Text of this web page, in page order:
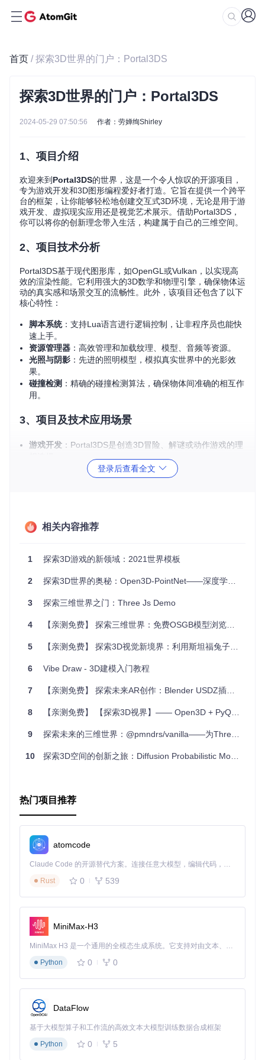
首页 / 探索3D世界的门户：Portal3DS
探索3D世界的门户：Portal3DS
2024-05-29 07:50:56 作者：劳婵绚Shirley
1、项目介绍
欢迎来到 Portal3DS的世界，这是一个令人惊叹的开源项目，
专为游戏开发和3D图形编程爱好者打造。它旨在提供一个跨平
台的框架，让你能够轻松地创建交互式3D环境，无论是用于游
戏开发、虚拟现实应用还是视觉艺术展示。借助Portal3DS，
你可以将你的创新理念带入生活，构建属于自己的三维空间。
2、项目技术分析
Portal3DS基于现代图形库，如OpenGL或Vulkan，以实现高
效的渲染性能。它利用强大的3D数学和物理引擎，确保物体运
动的真实感和场景交互的流畅性。此外，该项目还包含了以下
核心特性：
脚本系统：支持Lua语言进行逻辑控制，让非程序员也能快
速上手。
资源管理器 ：高效管理和加载纹理、模型、音频等资源。
光照与阴影 ：先进的照明模型，模拟真实世界中的光影效
果。
碰撞检测 ：精确的碰撞检测算法，确保物体间准确的相互作
用。
3、项目及技术应用场景
游戏开发 ：Portal3DS是创造3D冒险、解谜或动作游戏的理
：通过3D建模，可以创建互动式的科学、历史或地理
观赏体验。
4、项目特点
开放源代码：完全免费，自由定制，社区驱动，持续更新。
高性能：优化的图形渲染，保证即使在低配设备上也能顺畅
跨平台：可在Windows, macOS, Linux等操作系统上运行。
S无疑是你的得力助手。现在就加入我们的社区，开启你的3D
登录后查看全文
相关内容推荐
1 探索3D游戏的新领域：2021世界模板
2 探索3D世界的奥秘：Open3D-PointNet——深度学习与3D数据的完美碰撞
3 探索三维世界之门：Three Js Demo
4 【亲测免费】 探索三维世界：免费OSGB模型浏览器推荐
5 【亲测免费】 探索3D视觉新境界：利用斯坦福兔子的开源PCD点云项目
6 Vibe Draw - 3D建模入门教程
7 【亲测免费】 探索未来AR创作：Blender USDZ插件深度解析与应用
8 【亲测免费】 【探索3D视界】—— Open3D + PyQt 开源项目实战指南
9 探索未来的三维世界：@pmndrs/vanilla——为Three.js打造的高效工具集合
10 探索3D空间的创新之旅：Diffusion Probabilistic Models在点云生成中的应用
热门项目推荐
atomcode
Claude Code 的开源替代方案。连接任意大模型，编辑代码，运行命令，自动验证 — 全自动执行。用 Rust 构建，极致性能。 ｜ An open-source alternative to Claude Code. Connect any LLM, edit code, run commands, and verify changes — autonomously. Built in Rust for speed. Get Started
Rust
0 539
MiniMax-H3
MiniMax H3 是一个通用的全模态生成系统。它支持对由文本、图像、视频和音频组成的多模态上下文进行统一理解，并能生成分辨率高达 2K、时长可达 15 秒的带原生立体声音频的视频。得益于面向任务泛化的系统设计，H3 在预训练阶段就已具备广泛的多模态上下文理解与生成能力，能够出色地执行复杂的多模态指令。
Python
0 0
DataFlow
基于大模型算子和工作流的高效文本大模型训练数据合成框架
Python
0 5